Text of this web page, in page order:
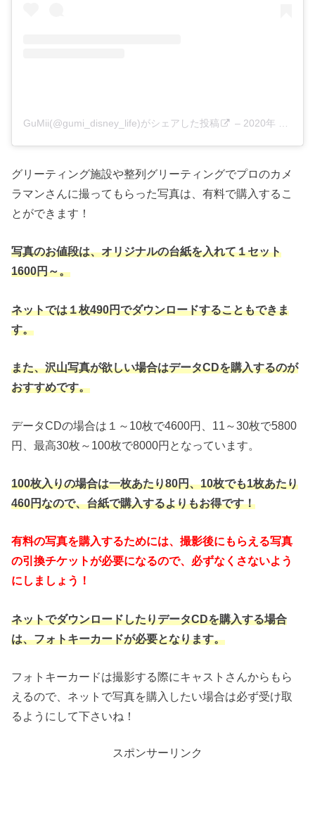
GuMii(@gumi_disney_life)がシェアした投稿 – 2020年 5月月4日午前3時42分PDT
グリーティング施設や整列グリーティングでプロのカメ
ラマンさんに撮ってもらった写真は、有料で購入するこ
とができます！
写真のお値段は、オリジナルの台紙を入れて１セット
1600円～。
ネットでは１枚490円でダウンロードすることもできま
す。
また、沢山写真が欲しい場合はデータCDを購入するのが
おすすめです。
データCDの場合は１～10枚で4600円、11～30枚で5800
円、最高30枚～100枚で8000円となっています。
100枚入りの場合は一枚あたり80円、10枚でも1枚あたり
460円なので、台紙で購入するよりもお得です！
有料の写真を購入するためには、撮影後にもらえる写真
の引換チケットが必要になるので、必ずなくさないよう
にしましょう！
ネットでダウンロードしたりデータCDを購入する場合
は、フォトキーカードが必要となります。
フォトキーカードは撮影する際にキャストさんからもら
えるので、ネットで写真を購入したい場合は必ず受け取
るようにして下さいね！
スポンサーリンク